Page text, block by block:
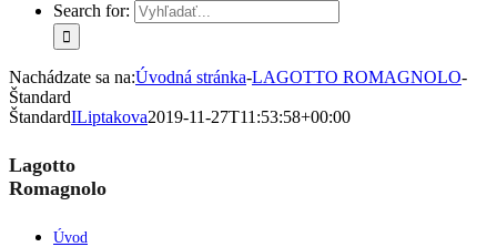
Search for:
Nachádzate sa na:Úvodná stránka-LAGOTTO ROMAGNOLO-
Štandard
ŠtandardILiptakova2019-11-27T11:53:58+00:00
Lagotto
Romagnolo
Úvod